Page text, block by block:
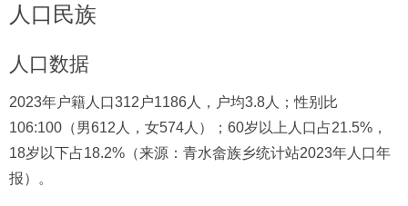
人口民族
人口数据
2023年户籍人口312户1186人，户均3.8人；性别比
106:100（男612人，女574人）；60岁以上人口占21.5%，
18岁以下占18.2%（来源：青水畲族乡统计站2023年人口年
报）。